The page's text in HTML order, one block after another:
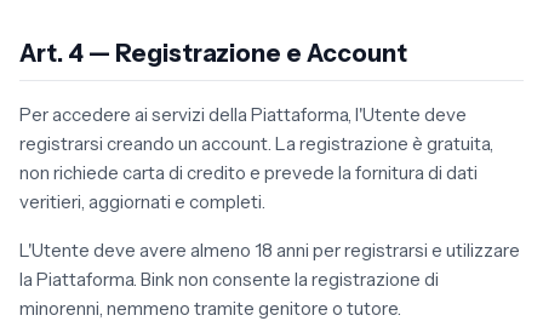
Art. 4 — Registrazione e Account
Per accedere ai servizi della Piattaforma, l'Utente deve
registrarsi creando un account. La registrazione è gratuita,
non richiede carta di credito e prevede la fornitura di dati
veritieri, aggiornati e completi.
L'Utente deve avere almeno 18 anni per registrarsi e utilizzare
la Piattaforma. Bink non consente la registrazione di
minorenni, nemmeno tramite genitore o tutore.